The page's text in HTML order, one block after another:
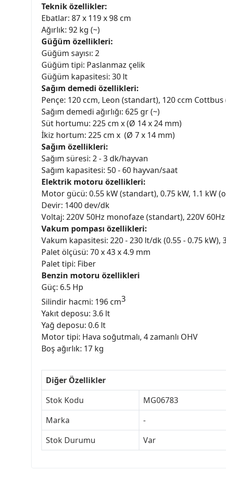
Teknik özellikler:
Ebatlar: 87 x 119 x 98 cm
Ağırlık: 92 kg (~)
Güğüm özellikleri:
Güğüm sayısı: 2
Güğüm tipi: Paslanmaz çelik
Güğüm kapasitesi: 30 lt
Sağım demedi özellikleri:
Pençe: 120 ccm, Leon (standart), 120 ccm
Sağım demedi ağırlığı: 625 gr (~)
Süt hortumu: 225 cm x (Ø 14 x 24 mm)
İkiz hortum: 225 cm x (Ø 7 x 14 mm)
Sağım özellikleri:
Sağım süresi: 2 - 3 dk/hayvan
Sağım kapasitesi: 50 - 60 hayvan/saat
Elektrik motoru özellikleri:
Motor gücü: 0.55 kW (standart), 0.75 kW, 1.1 kW
Devir: 1400 dev/dk
Voltaj: 220V 50Hz monofaze (standart), 220V
Vakum pompası özellikleri:
Vakum kapasitesi: 220 - 230 lt/dk (0.55 - 0.75 kW),
Palet ölçüsü: 70 x 43 x 4.9 mm
Palet tipi: Fiber
Benzin motoru özellikleri
Güç: 6.5 Hp
Silindir hacmi: 196 cm3
Yakıt deposu: 3.6 lt
Yağ deposu: 0.6 lt
Motor tipi: Hava soğutmalı, 4 zamanlı OHV
Boş ağırlık: 17 kg
Diğer Özellikler
Stok Kodu
MG06783
Marka
-
Stok Durumu
Var